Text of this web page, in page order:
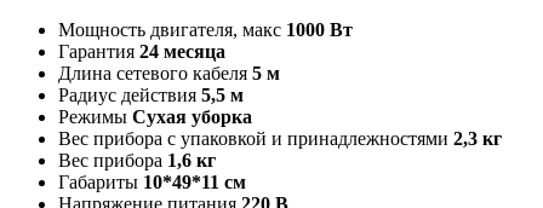
Мощность двигателя, макс 1000 Вт
Гарантия 24 месяца
Длина сетевого кабеля 5 м
Радиус действия 5,5 м
Режимы Сухая уборка
Вес прибора с упаковкой и принадлежностями 2,3 кг
Вес прибора 1,6 кг
Габариты 10*49*11 см
Напряжение питания 220 В